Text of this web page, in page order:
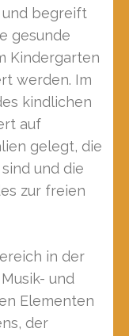
und begreift
gesunde
Kindergarten
werden. Im
kindlichen
auf
gelegt, die
und die
zur freien
in der
und
Elementen
der